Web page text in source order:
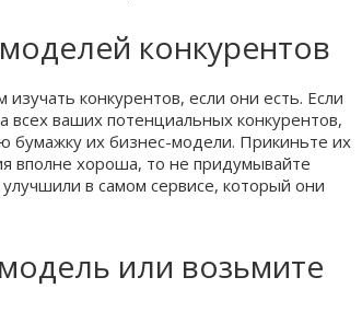
конкурентов
конкурентов, если они есть. Если
ваших потенциальных конкурентов,
бумажку их бизнес-модели. Прикиньте их
вполне хороша, то не придумывайте
в самом сервисе, который они
или возьмите